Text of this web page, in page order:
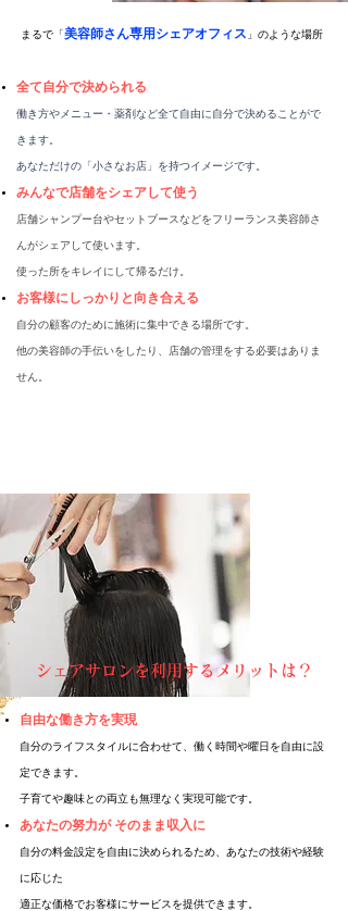
まるで「美容師さん専用シェアオフィス 」のような場所
全て自分で決められる
働き方やメニュー・薬剤など全て自由に自分で決めることがで
きます。​
あなただけの「小さなお店」を持つイメージです。
みんなで店舗をシェアして使う
店舗シャンプー台やセットブースなどをフリーランス美容師さ
んがシェアして使います。
使った所をキレイにして帰るだけ。
お客様にしっかりと向き合える
自分の顧客のために施術に集中できる場所です。
​他の美容師の手伝いをしたり、店舗の管理をする必要はありま
せん。
シェアサロンを利用するメリットは？
自由な働き方を実現
自分のライフスタイルに合わせて、働く時間や曜日を自由に設
定できます。
子育てや趣味との両立も無理なく実現可能です。
あなたの努力が そのまま収入に
自分の料金設定を自由に決められるため、あなたの技術や経験
に応じた
適正な価格でお客様にサービスを提供できます。